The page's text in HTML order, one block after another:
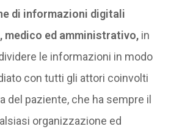
di informazioni digitali
medico ed amministrativo,in
le informazioni in modo
con tutti gli attori coinvolti
del paziente, che ha sempre il
organizzazione ed